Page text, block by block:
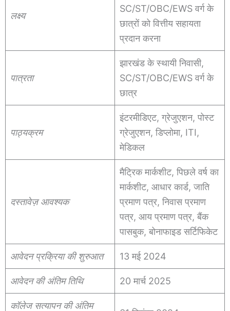
लक्ष्य
SC/ST/OBC/EWS वर्ग के
छात्रों को वित्तीय सहायता
प्रदान करना
पात्रता
झारखंड के स्थायी निवासी,
SC/ST/OBC/EWS वर्ग के
छात्र
पाठ्यक्रम
इंटरमीडिएट, ग्रेजुएशन, पोस्ट
ग्रेजुएशन, डिप्लोमा, ITI,
मेडिकल
दस्तावेज़ आवश्यक
मैट्रिक मार्कशीट, पिछले वर्ष का
मार्कशीट, आधार कार्ड, जाति
प्रमाण पत्र, निवास प्रमाण
पत्र, आय प्रमाण पत्र, बैंक
पासबुक, बोनाफाइड सर्टिफिकेट
आवेदन प्रक्रिया की शुरुआत 13 मई 2024
आवेदन की अंतिम तिथि 20 मार्च 2025
कॉलेज सत्यापन की अंतिम